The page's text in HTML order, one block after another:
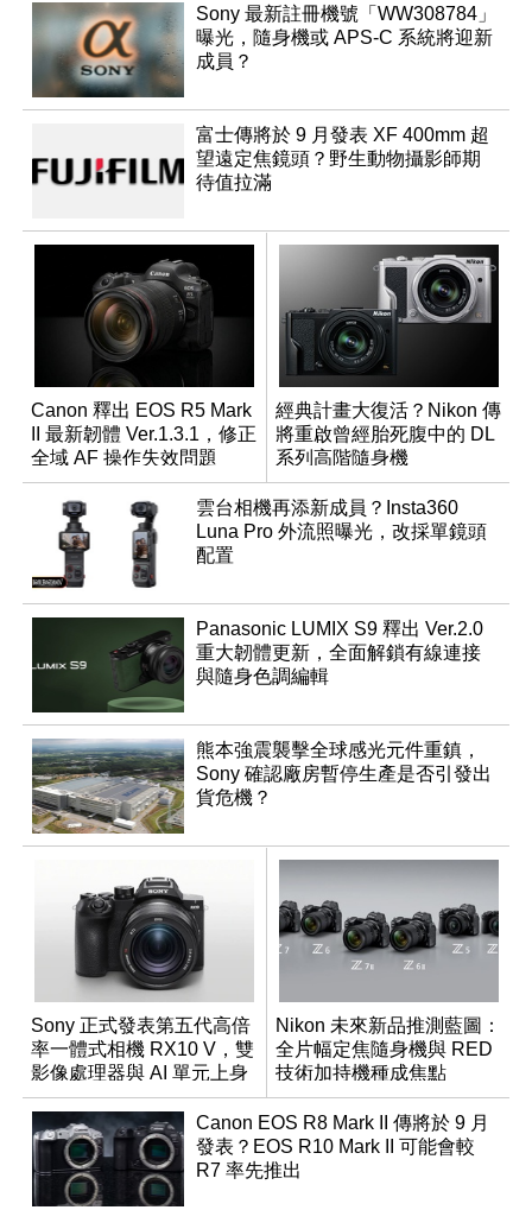
Sony 最新註冊機號「WW308784」
曝光，隨身機或 APS-C 系統將迎新
成員？
富士傳將於 9 月發表 XF 400mm 超
望遠定焦鏡頭？野生動物攝影師期
待值拉滿
Canon 釋出 EOS R5 Mark
II 最新韌體 Ver.1.3.1，修正
全域 AF 操作失效問題
經典計畫大復活？Nikon 傳
將重啟曾經胎死腹中的 DL
系列高階隨身機
雲台相機再添新成員？Insta360
Luna Pro 外流照曝光，改採單鏡頭
配置
Panasonic LUMIX S9 釋出 Ver.2.0
重大韌體更新，全面解鎖有線連接
與隨身色調編輯
熊本強震襲擊全球感光元件重鎮，
Sony 確認廠房暫停生產是否引發出
貨危機？
Sony 正式發表第五代高倍
率一體式相機 RX10 V，雙
影像處理器與 AI 單元上身
Nikon 未來新品推測藍圖：
全片幅定焦隨身機與 RED
技術加持機種成焦點
Canon EOS R8 Mark II 傳將於 9 月
發表？EOS R10 Mark II 可能會較
R7 率先推出